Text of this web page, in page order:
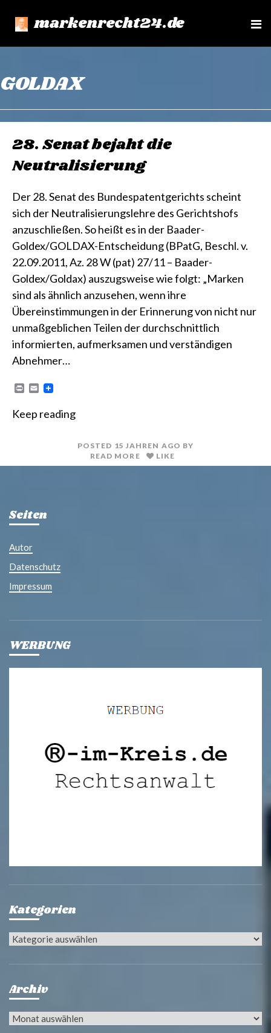
markenrecht24.de
e
GOLDAX
28. Senat bejaht die
Neutralisierung
Der 28. Senat des Bundespatentgerichts scheint
sich der Neutralisierungslehre des Gerichtshofs
anzuschließen. So heißt es in der Baader-
Goldex/GOLDAX-Entscheidung (BPatG, Beschl. v.
22.09.2011, Az. 28 W (pat) 27/11 – Baader-
Goldex/Goldax) auszugsweise wie folgt: „Marken
sind als ähnlich anzusehen, wenn ihre
Übereinstimmungen in der Erinnerung von nicht nur
unmaßgeblichen Teilen der durchschnittlich
informierten, aufmerksamen und verständigen
Abnehmer…
n
E
i
Keep reading
POSTED 15 JAHREN AGO BY
READ MORE
LIKE
Seiten
Autor
Datenschutz
Impressum
WERBUNG
Kategorien
Kategorien
Archiv
Archiv